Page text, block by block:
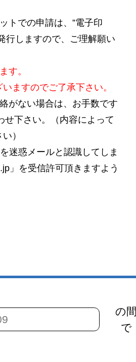
トでの申請は、”電子印
行しますので、ご理解願い
す。
ますのでご了承下さい。
がない場合は、お手数です
せ下さい。（内容によって
）
迷惑メールと認識してしま
」を受信許可頂きますよう
の間
で